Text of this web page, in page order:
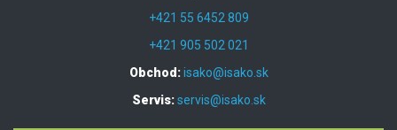
+421 55 6452 809
+421 905 502 021
Obchod:isako@isako.sk
Servis:servis@isako.sk